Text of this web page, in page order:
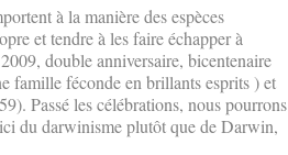
à la manière des espèces
et tendre à les faire échapper à
double anniversaire, bicentenaire
famille féconde en brillants esprits ) et
Passé les célébrations, nous pourrons
du darwinisme plutôt que de Darwin,